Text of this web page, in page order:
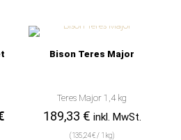
Aktueller
Bison Teres Major
Teres Major 1,4 kg
189,33 € inkl. MwSt.
(135,24€/ 1 kg)